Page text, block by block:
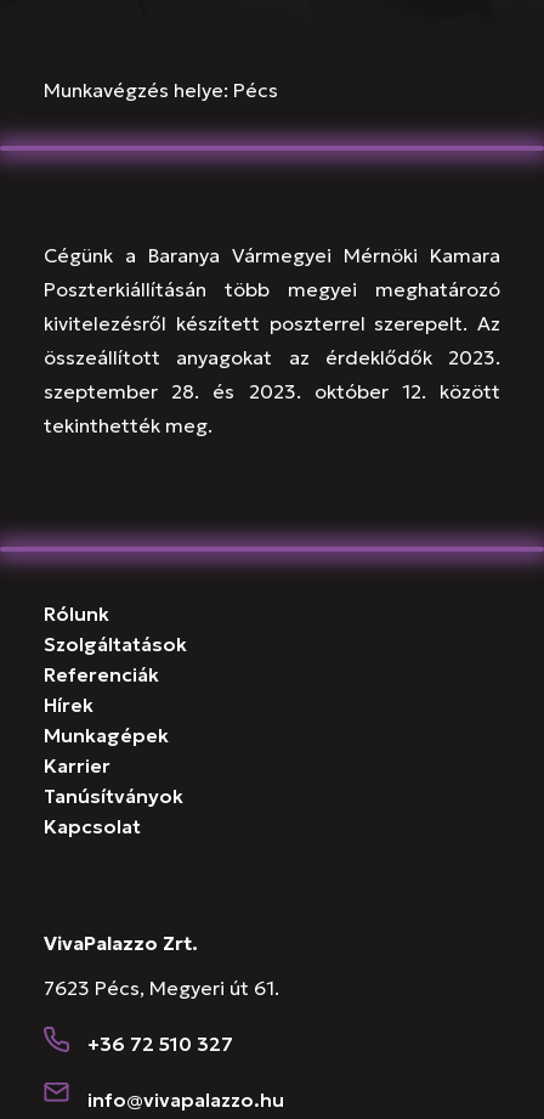
Munkavégzés helye: Pécs
Cégünk a Baranya Vármegyei Mérnöki Kamara
Poszterkiállításán több megyei meghatározó
kivitelezésről készített poszterrel szerepelt. Az
összeállított anyagokat az érdeklődők 2023.
szeptember 28. és 2023. október 12. között
tekinthették meg.
Rólunk
Szolgáltatások
Referenciák
Hírek
Munkagépek
Karrier
Tanúsítványok
Kapcsolat
VivaPalazzo Zrt.
7623 Pécs, Megyeri út 61.
+36 72 510 327
info@vivapalazzo.hu